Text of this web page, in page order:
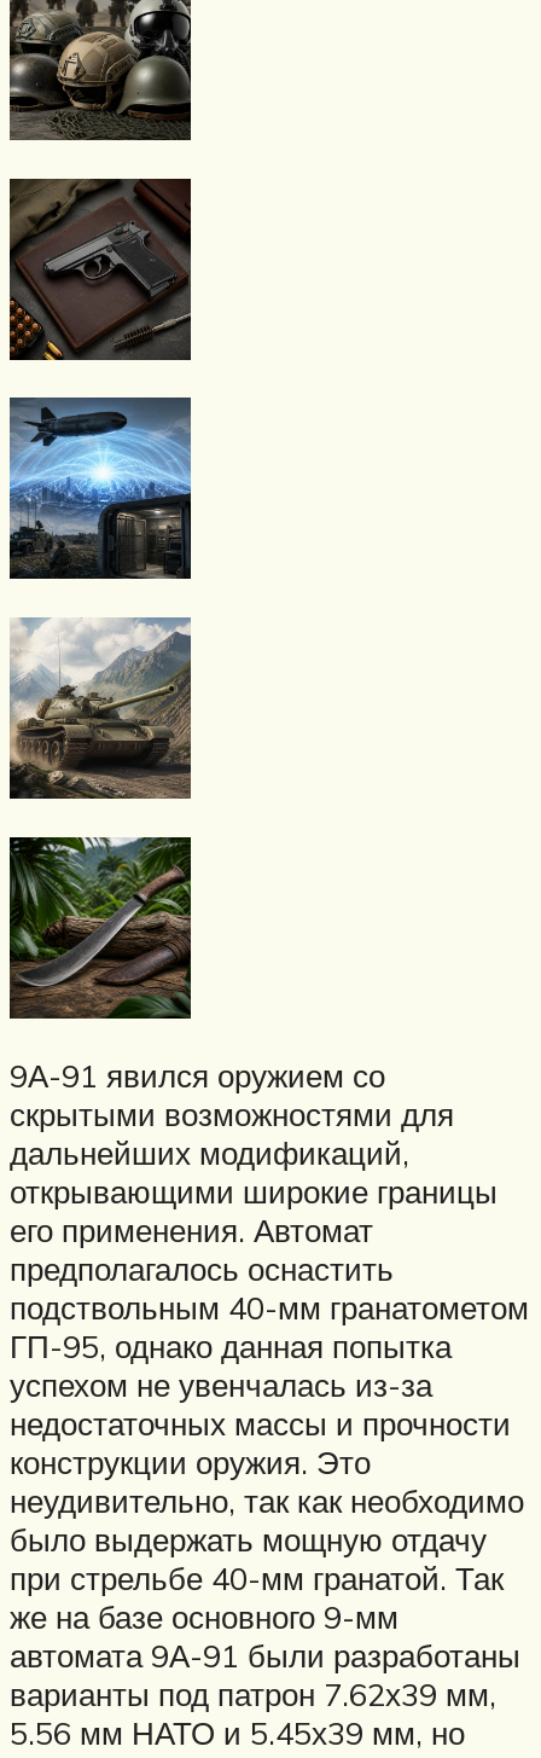
9А-91 явился оружием со
скрытыми возможностями для
дальнейших модификаций,
открывающими широкие границы
его применения. Автомат
предполагалось оснастить
подствольным 40-мм гранатометом
ГП-95, однако данная попытка
успехом не увенчалась из-за
недостаточных массы и прочности
конструкции оружия. Это
неудивительно, так как необходимо
было выдержать мощную отдачу
при стрельбе 40-мм гранатой. Так
же на базе основного 9-мм
автомата 9А-91 были разработаны
варианты под патрон 7.62х39 мм,
5.56 мм НАТО и 5.45х39 мм, но